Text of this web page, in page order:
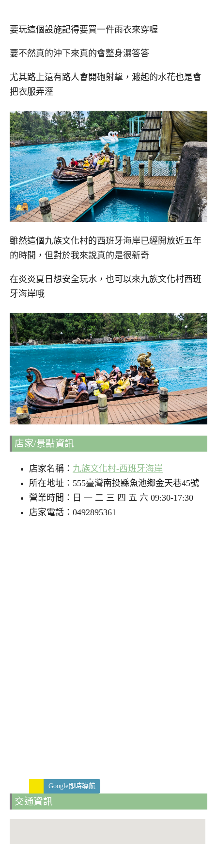
要玩這個設施記得要買一件雨衣來穿喔
要不然真的沖下來真的會整身濕答答
尤其路上還有路人會開砲射擊，濺起的水花也是會
把衣服弄溼
雖然這個九族文化村的西班牙海岸已經開放近五年
的時間，但對於我來說真的是很新奇
在炎炎夏日想安全玩水，也可以來九族文化村西班
牙海岸哦
店家/景點資訊
店家名稱： 九族文化村-西班牙海岸
所在地址：555臺灣南投縣魚池鄉金天巷45號
營業時間：日 一 二 三 四 五 六 09:30-17:30
店家電話：0492895361
Google即時導航
交通資訊